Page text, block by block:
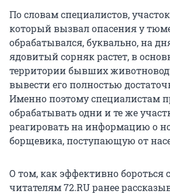
По словам специалистов,
который вызвал опасения у
обрабатывался, буквально, на
ядовитый сорняк растет, в
территории бывших
вывести его полностью
Именно поэтому специалистам
обрабатывать одни и те же
реагировать на информацию о
борщевика, поступающую от
О том, как эффективно бороться
читателям 72.RU ранее